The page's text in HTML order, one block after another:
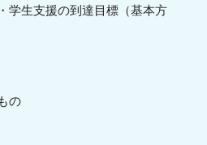
学生支援の到達目標（基本方
の